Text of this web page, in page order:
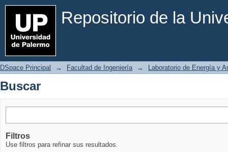
Repositorio de la
Buscar
DSpace Principal → Facultad de Ingeniería → Laboratorio de Energía y
Buscar
Filtros
Use filtros para refinar sus resultados.